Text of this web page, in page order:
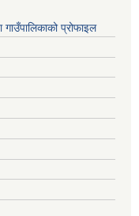
प्रोफाइल